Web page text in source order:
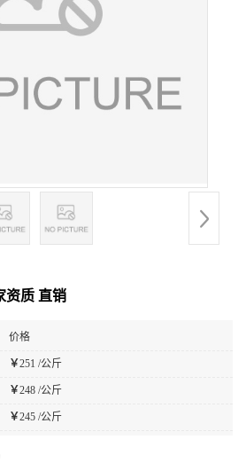
资质 直销
价格
￥251 /公斤
￥248 /公斤
￥245 /公斤